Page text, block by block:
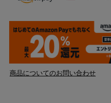
商品についてのお問い合わせ